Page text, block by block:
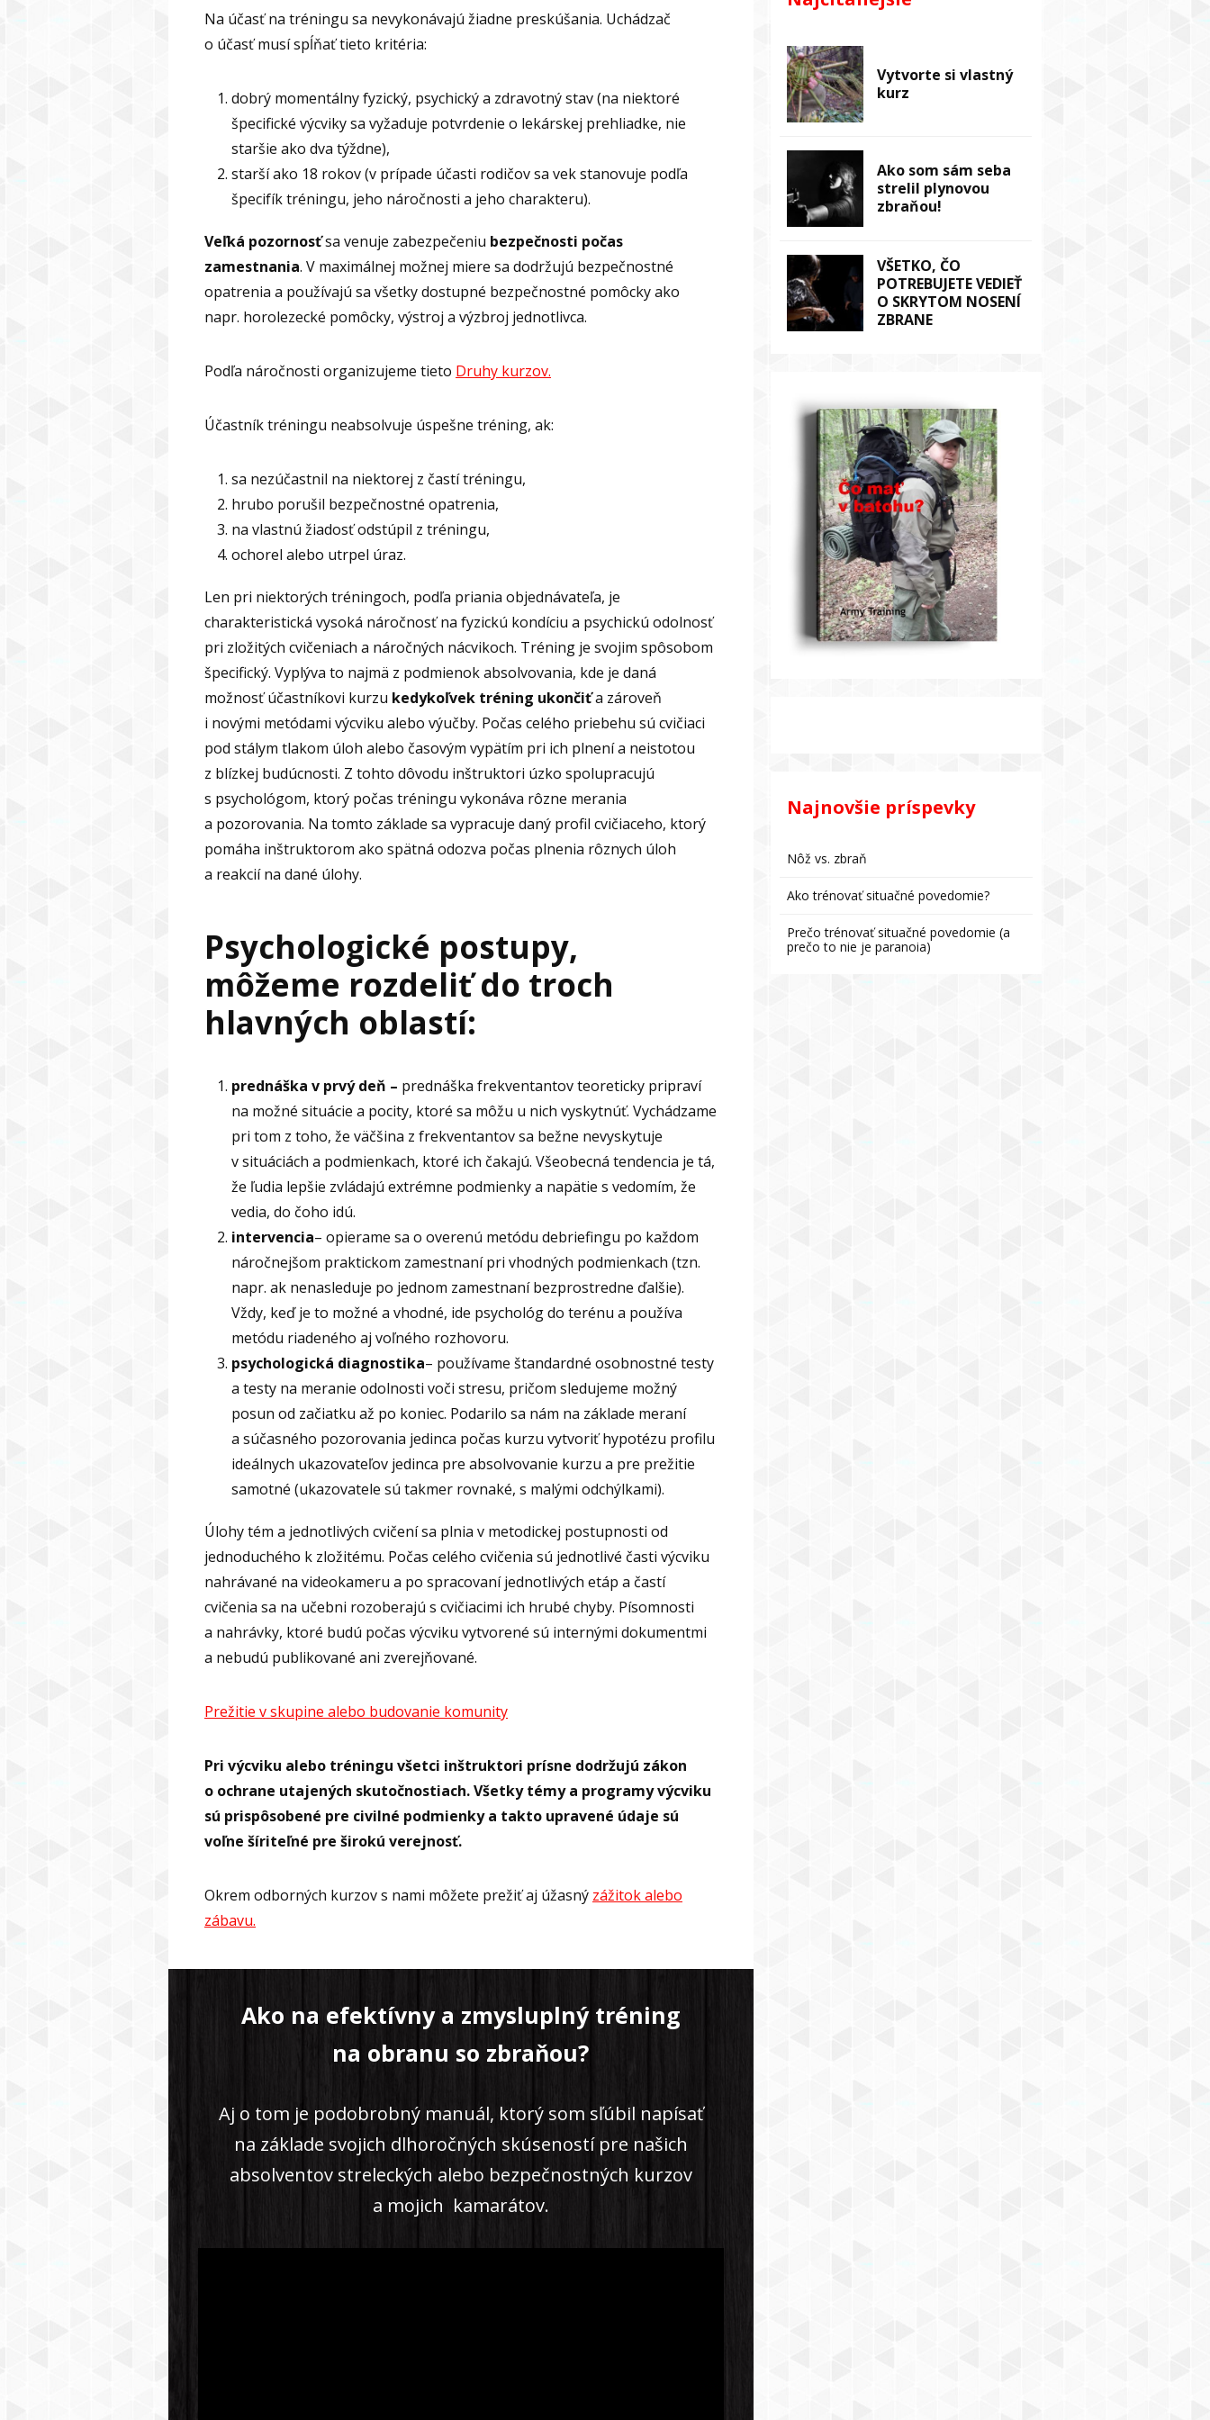
Na účasť na tréningu sa nevykonávajú žiadne preskúšania. Uchádzač
o účasť musí spĺňať tieto kritéria:
dobrý momentálny fyzický, psychický a zdravotný stav (na niektoré
špecifické výcviky sa vyžaduje potvrdenie o lekárskej prehliadke, nie
staršie ako dva týždne),
starší ako 18 rokov (v prípade účasti rodičov sa vek stanovuje podľa
špecifík tréningu, jeho náročnosti a jeho charakteru).
Veľká pozornosťsa venuje zabezpečeniu bezpečnosti počas
zamestnania. V maximálnej možnej miere sa dodržujú bezpečnostné
opatrenia a používajú sa všetky dostupné bezpečnostné pomôcky ako
napr. horolezecké pomôcky, výstroj a výzbroj jednotlivca.
Podľa náročnosti organizujeme tieto Druhy kurzov.
Účastník tréningu neabsolvuje úspešne tréning, ak:
sa nezúčastnil na niektorej z častí tréningu,
hrubo porušil bezpečnostné opatrenia,
na vlastnú žiadosť odstúpil z tréningu,
ochorel alebo utrpel úraz.
Len pri niektorých tréningoch, podľa priania objednávateľa, je
charakteristická vysoká náročnosť na fyzickú kondíciu a psychickú odolnosť
pri zložitých cvičeniach a náročných nácvikoch. Tréning je svojim spôsobom
špecifický. Vyplýva to najmä z podmienok absolvovania, kde je daná
možnosť účastníkovi kurzu kedykoľvek tréning ukončiťa zároveň
i novými metódami výcviku alebo výučby. Počas celého priebehu sú cvičiaci
pod stálym tlakom úloh alebo časovým vypätím pri ich plnení a neistotou
z blízkej budúcnosti. Z tohto dôvodu inštruktori úzko spolupracujú
s psychológom, ktorý počas tréningu vykonáva rôzne merania
a pozorovania. Na tomto základe sa vypracuje daný profil cvičiaceho, ktorý
pomáha inštruktorom ako spätná odozva počas plnenia rôznych úloh
a reakcií na dané úlohy.
Psychologické postupy,
môžeme rozdeliť do troch
hlavných oblastí:
prednáška v prvý deň – prednáška frekventantov teoreticky pripraví
na možné situácie a pocity, ktoré sa môžu u nich vyskytnúť. Vychádzame
pri tom z toho, že väčšina z frekventantov sa bežne nevyskytuje
v situáciách a podmienkach, ktoré ich čakajú. Všeobecná tendencia je tá,
že ľudia lepšie zvládajú extrémne podmienky a napätie s vedomím, že
vedia, do čoho idú.
intervencia– opierame sa o overenú metódu debriefingu po každom
náročnejšom praktickom zamestnaní pri vhodných podmienkach (tzn.
napr. ak nenasleduje po jednom zamestnaní bezprostredne ďalšie).
Vždy, keď je to možné a vhodné, ide psychológ do terénu a používa
metódu riadeného aj voľného rozhovoru.
psychologická diagnostika– používame štandardné osobnostné testy
a testy na meranie odolnosti voči stresu, pričom sledujeme možný
posun od začiatku až po koniec. Podarilo sa nám na základe meraní
a súčasného pozorovania jedinca počas kurzu vytvoriť hypotézu profilu
ideálnych ukazovateľov jedinca pre absolvovanie kurzu a pre prežitie
samotné (ukazovatele sú takmer rovnaké, s malými odchýlkami).
Úlohy tém a jednotlivých cvičení sa plnia v metodickej postupnosti od
jednoduchého k zložitému. Počas celého cvičenia sú jednotlivé časti výcviku
nahrávané na videokameru a po spracovaní jednotlivých etáp a častí
cvičenia sa na učebni rozoberajú s cvičiacimi ich hrubé chyby. Písomnosti
a nahrávky, ktoré budú počas výcviku vytvorené sú internými dokumentmi
a nebudú publikované ani zverejňované.
Prežitie v skupine alebo budovanie komunity
Pri výcviku alebo tréningu všetci inštruktori prísne dodržujú zákon
o ochrane utajených skutočnostiach. Všetky témy a programy výcviku
sú prispôsobené pre civilné podmienky a takto upravené údaje sú
voľne šíriteľné pre širokú verejnosť.
Okrem odborných kurzov s nami môžete prežiť aj úžasný zážitok alebo
zábavu.
Ako na efektívny a zmysluplný tréning
na obranu so zbraňou?
Aj o tom je podobrobný manuál, ktorý som sľúbil napísať
na základe svojich dlhoročných skúseností pre našich
absolventov streleckých alebo bezpečnostných kurzov
a mojich kamarátov.
Vytvorte si vlastný
kurz
Ako som sám seba
strelil plynovou
zbraňou!
VŠETKO, ČO
POTREBUJETE VEDIEŤ
O SKRYTOM NOSENÍ
ZBRANE
Najnovšie príspevky
Nôž vs. zbraň
Ako trénovať situačné povedomie?
Prečo trénovať situačné povedomie (a
prečo to nie je paranoia)